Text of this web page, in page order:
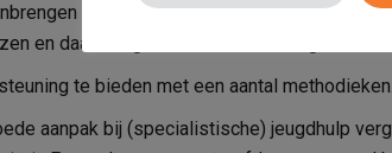
van structuur en het dagelijkse ritme.
en daarentegen met het leren omgaan met
te bieden met een aantal methodieken.
aanpak bij (specialistische) jeugdhulp